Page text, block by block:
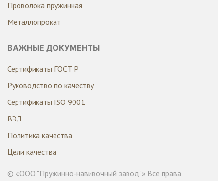
Проволока пружинная
Металлопрокат
ВАЖНЫЕ ДОКУМЕНТЫ
Сертификаты ГОСТ Р
Руководство по качеству
Сертификаты ISO 9001
ВЭД
Политика качества
Цели качества
© «ООО "Пружинно-навивочный завод"» Все права